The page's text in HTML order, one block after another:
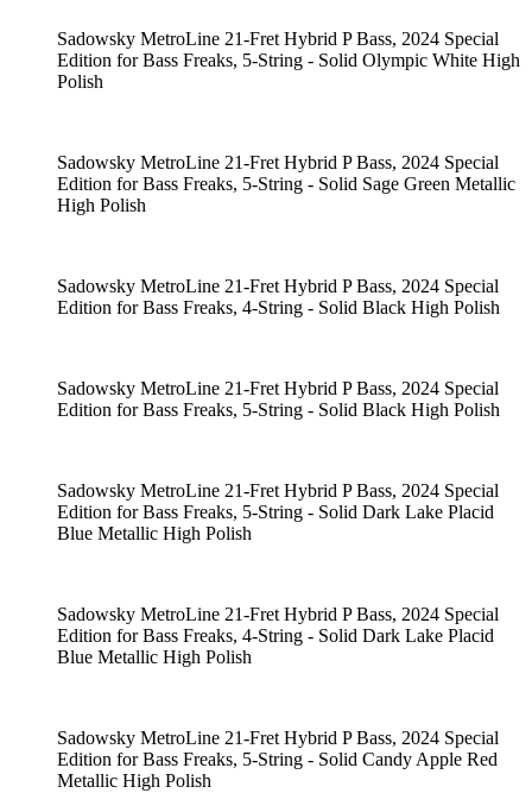
Sadowsky MetroLine 21-Fret Hybrid P Bass, 2024 Special
Edition for Bass Freaks, 5-String - Solid Olympic White High
Polish
Sadowsky MetroLine 21-Fret Hybrid P Bass, 2024 Special
Edition for Bass Freaks, 5-String - Solid Sage Green Metallic
High Polish
Sadowsky MetroLine 21-Fret Hybrid P Bass, 2024 Special
Edition for Bass Freaks, 4-String - Solid Black High Polish
Sadowsky MetroLine 21-Fret Hybrid P Bass, 2024 Special
Edition for Bass Freaks, 5-String - Solid Black High Polish
Sadowsky MetroLine 21-Fret Hybrid P Bass, 2024 Special
Edition for Bass Freaks, 5-String - Solid Dark Lake Placid
Blue Metallic High Polish
Sadowsky MetroLine 21-Fret Hybrid P Bass, 2024 Special
Edition for Bass Freaks, 4-String - Solid Dark Lake Placid
Blue Metallic High Polish
Sadowsky MetroLine 21-Fret Hybrid P Bass, 2024 Special
Edition for Bass Freaks, 5-String - Solid Candy Apple Red
Metallic High Polish